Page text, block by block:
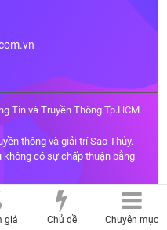
Tin và Truyền Thông Tp.HCM
thông và giải trí Sao Thủy.
có sự chấp thuận bằng
giá Chủ đề Chuyên mục